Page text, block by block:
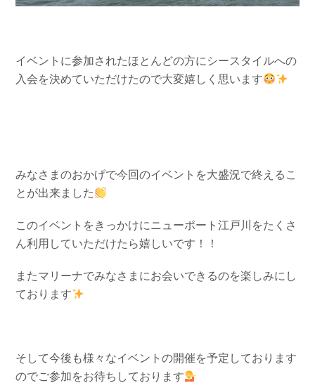
イベントに参加されたほとんどの方にシースタイルへの
入会を決めていただけたので大変嬉しく思います
みなさまのおかげで今回のイベントを大盛況で終えるこ
とが出来ました
このイベントをきっかけにニューポート江戸川をたくさ
ん利用していただけたら嬉しいです！！
またマリーナでみなさまにお会いできるのを楽しみにし
ております
そして今後も様々なイベントの開催を予定しております
のでご参加をお待ちしております